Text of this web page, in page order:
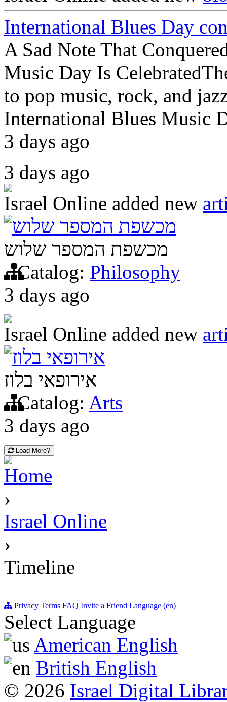
International Blues Day
A Sad Note That
Music Day Is
to pop music, rock, and
International Blues Music
3 days ago
3 days ago
Israel Online added new
מכשפת המספר שלוש
מכשפת המספר שלוש
Catalog: Philosophy
3 days ago
Israel Online added new
אירופאי בלוז
אירופאי בלוז
Catalog: Arts
3 days ago
Load More?
Home
›
Israel Online
›
Timeline
Privacy Terms FAQ Invite a Friend Language (en)
Select Language
American English
British English
© 2026 Israel Digital